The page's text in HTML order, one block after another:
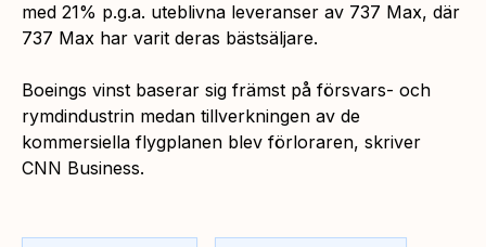
med 21% p.g.a. uteblivna leveranser av 737 Max, där
737 Max har varit deras bästsäljare.
Boeings vinst baserar sig främst på försvars- och
rymdindustrin medan tillverkningen av de
kommersiella flygplanen blev förloraren, skriver
CNN Business.